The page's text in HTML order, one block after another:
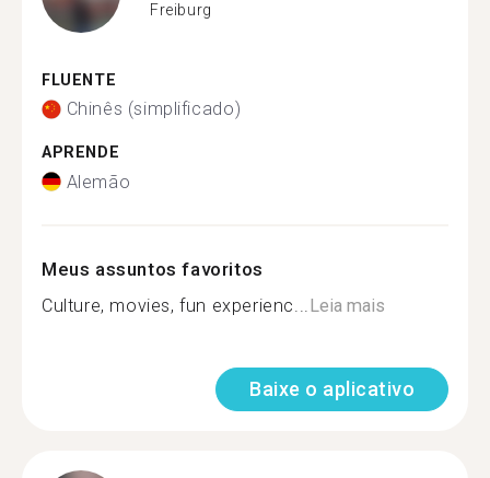
Freiburg
FLUENTE
Chinês (simplificado)
APRENDE
Alemão
Meus assuntos favoritos
Culture, movies, fun experienc... Leia mais
Baixe o aplicativo